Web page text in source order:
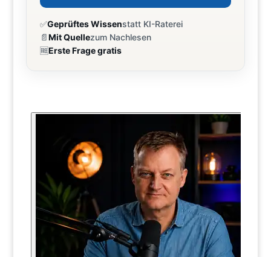
✅Geprüftes Wissenstatt KI-Raterei
📄Mit Quellezum Nachlesen
🆓Erste Frage gratis